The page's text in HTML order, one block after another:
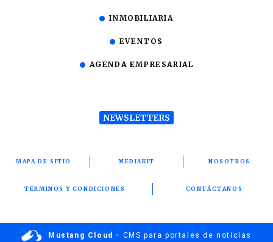
INMOBILIARIA
EVENTOS
AGENDA EMPRESARIAL
NEWSLETTERS
MAPA DE SITIO MEDIAKIT NOSOTROS
TÉRMINOS Y CONDICIONES CONTÁCTANOS
Mustang Cloud - CMS para portales de noticias